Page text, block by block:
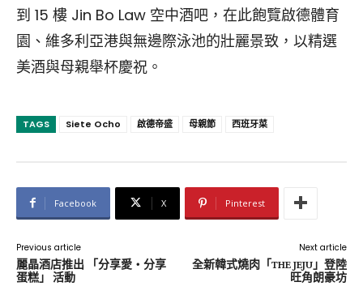
到 15 樓 Jin Bo Law 空中酒吧，在此飽覽啟德體育
園、維多利亞港與無邊際泳池的壯麗景致，以精選
美酒與母親舉杯慶祝。
TAGS Siete Ocho 啟德帝盛 母親節 西班牙菜
Facebook X Pinterest
Previous article
麗晶酒店推出 「分享愛・分享
蛋糕」 活動
Next article
全新韓式燒肉「THE JEJU」登陸
旺角朗豪坊